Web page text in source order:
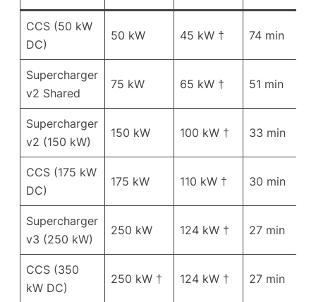
CCS (50 kW
DC)
50 kW 45 kW † 74 min
Supercharger
v2 Shared
75 kW 65 kW † 51 min
Supercharger
v2 (150 kW)
150 kW 100 kW † 33 min
CCS (175 kW
DC)
175 kW 110 kW † 30 min
Supercharger
v3 (250 kW)
250 kW 124 kW † 27 min
CCS (350
kW DC)
250 kW † 124 kW † 27 min